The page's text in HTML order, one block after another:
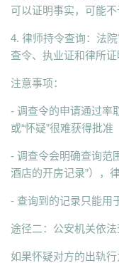
可以证明事实，可能不
4. 律师持令查询：法
查令、执业证和律所
注意事项：
- 调查令的申请通过率
或“怀疑”很难获得批准
- 调查令会明确查询范
酒店的开房记录”），
- 查询到的记录只能用
途径二：公安机关依法
如果怀疑对方的出轨